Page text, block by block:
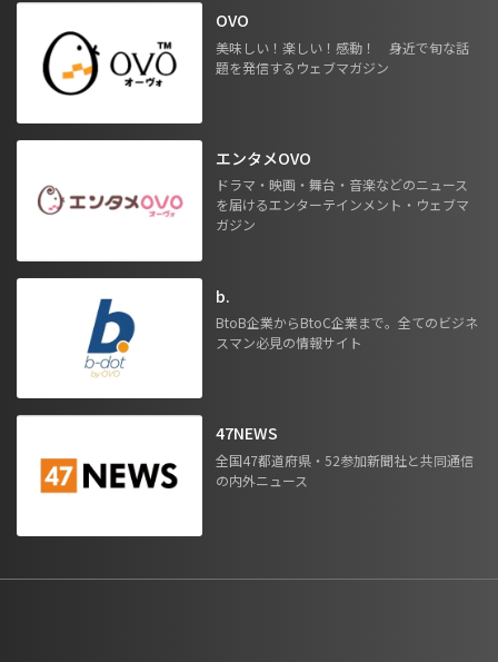
OVO
美味しい！楽しい！感動！ 身近で旬な話
題を発信するウェブマガジン
エンタメOVO
ドラマ・映画・舞台・音楽などのニュース
を届けるエンターテインメント・ウェブマ
ガジン
b.
BtoB企業からBtoC企業まで。全てのビジネ
スマン必見の情報サイト
47NEWS
全国47都道府県・52参加新聞社と共同通信
の内外ニュース